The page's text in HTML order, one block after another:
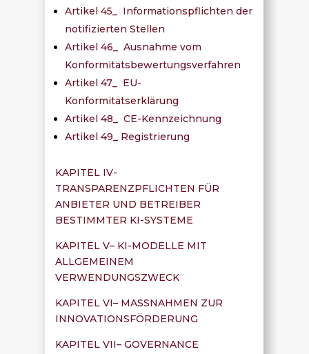
Artikel 45_ Informationspflichten der
notifizierten Stellen
Artikel 46_ Ausnahme vom
Konformitätsbewertungsverfahren
Artikel 47_ EU-
Konformitätserklärung
Artikel 48_ CE-Kennzeichnung
Artikel 49_ Registrierung
KAPITEL IV-
TRANSPARENZPFLICHTEN FÜR
ANBIETER UND BETREIBER
BESTIMMTER KI-SYSTEME
KAPITEL V– KI-MODELLE MIT
ALLGEMEINEM
VERWENDUNGSZWECK
KAPITEL VI– MASSNAHMEN ZUR
INNOVATIONSFÖRDERUNG
KAPITEL VII– GOVERNANCE